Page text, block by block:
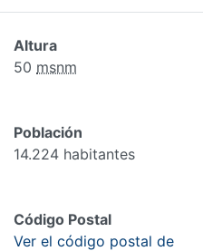
Altura
50 msnm
Población
14.224 habitantes
Código Postal
Ver el código postal de